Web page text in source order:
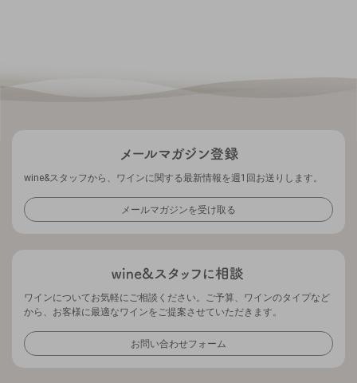
wine&スタッフから、ワインに関する最新情報を週1回お送りします。
メールマガジンを受け取る
ワインについてお気軽にご相談ください。ご予算、ワインのタイプなど
から、お客様に最適なワインをご提案させていただきます。
お問い合わせフォーム